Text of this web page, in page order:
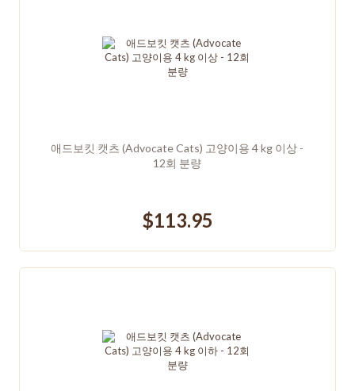
애드보킷 캣츠 (Advocate Cats) 고양이용 4 kg 이상 -
12회 분량
$113.95